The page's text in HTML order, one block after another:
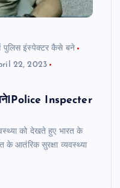
पुलिस इंस्पेक्टर कैसे बने
22, 2023
Inspecter
को देखते हुए भारत के
के आतंरिक सुरक्षा व्यवस्थ्या